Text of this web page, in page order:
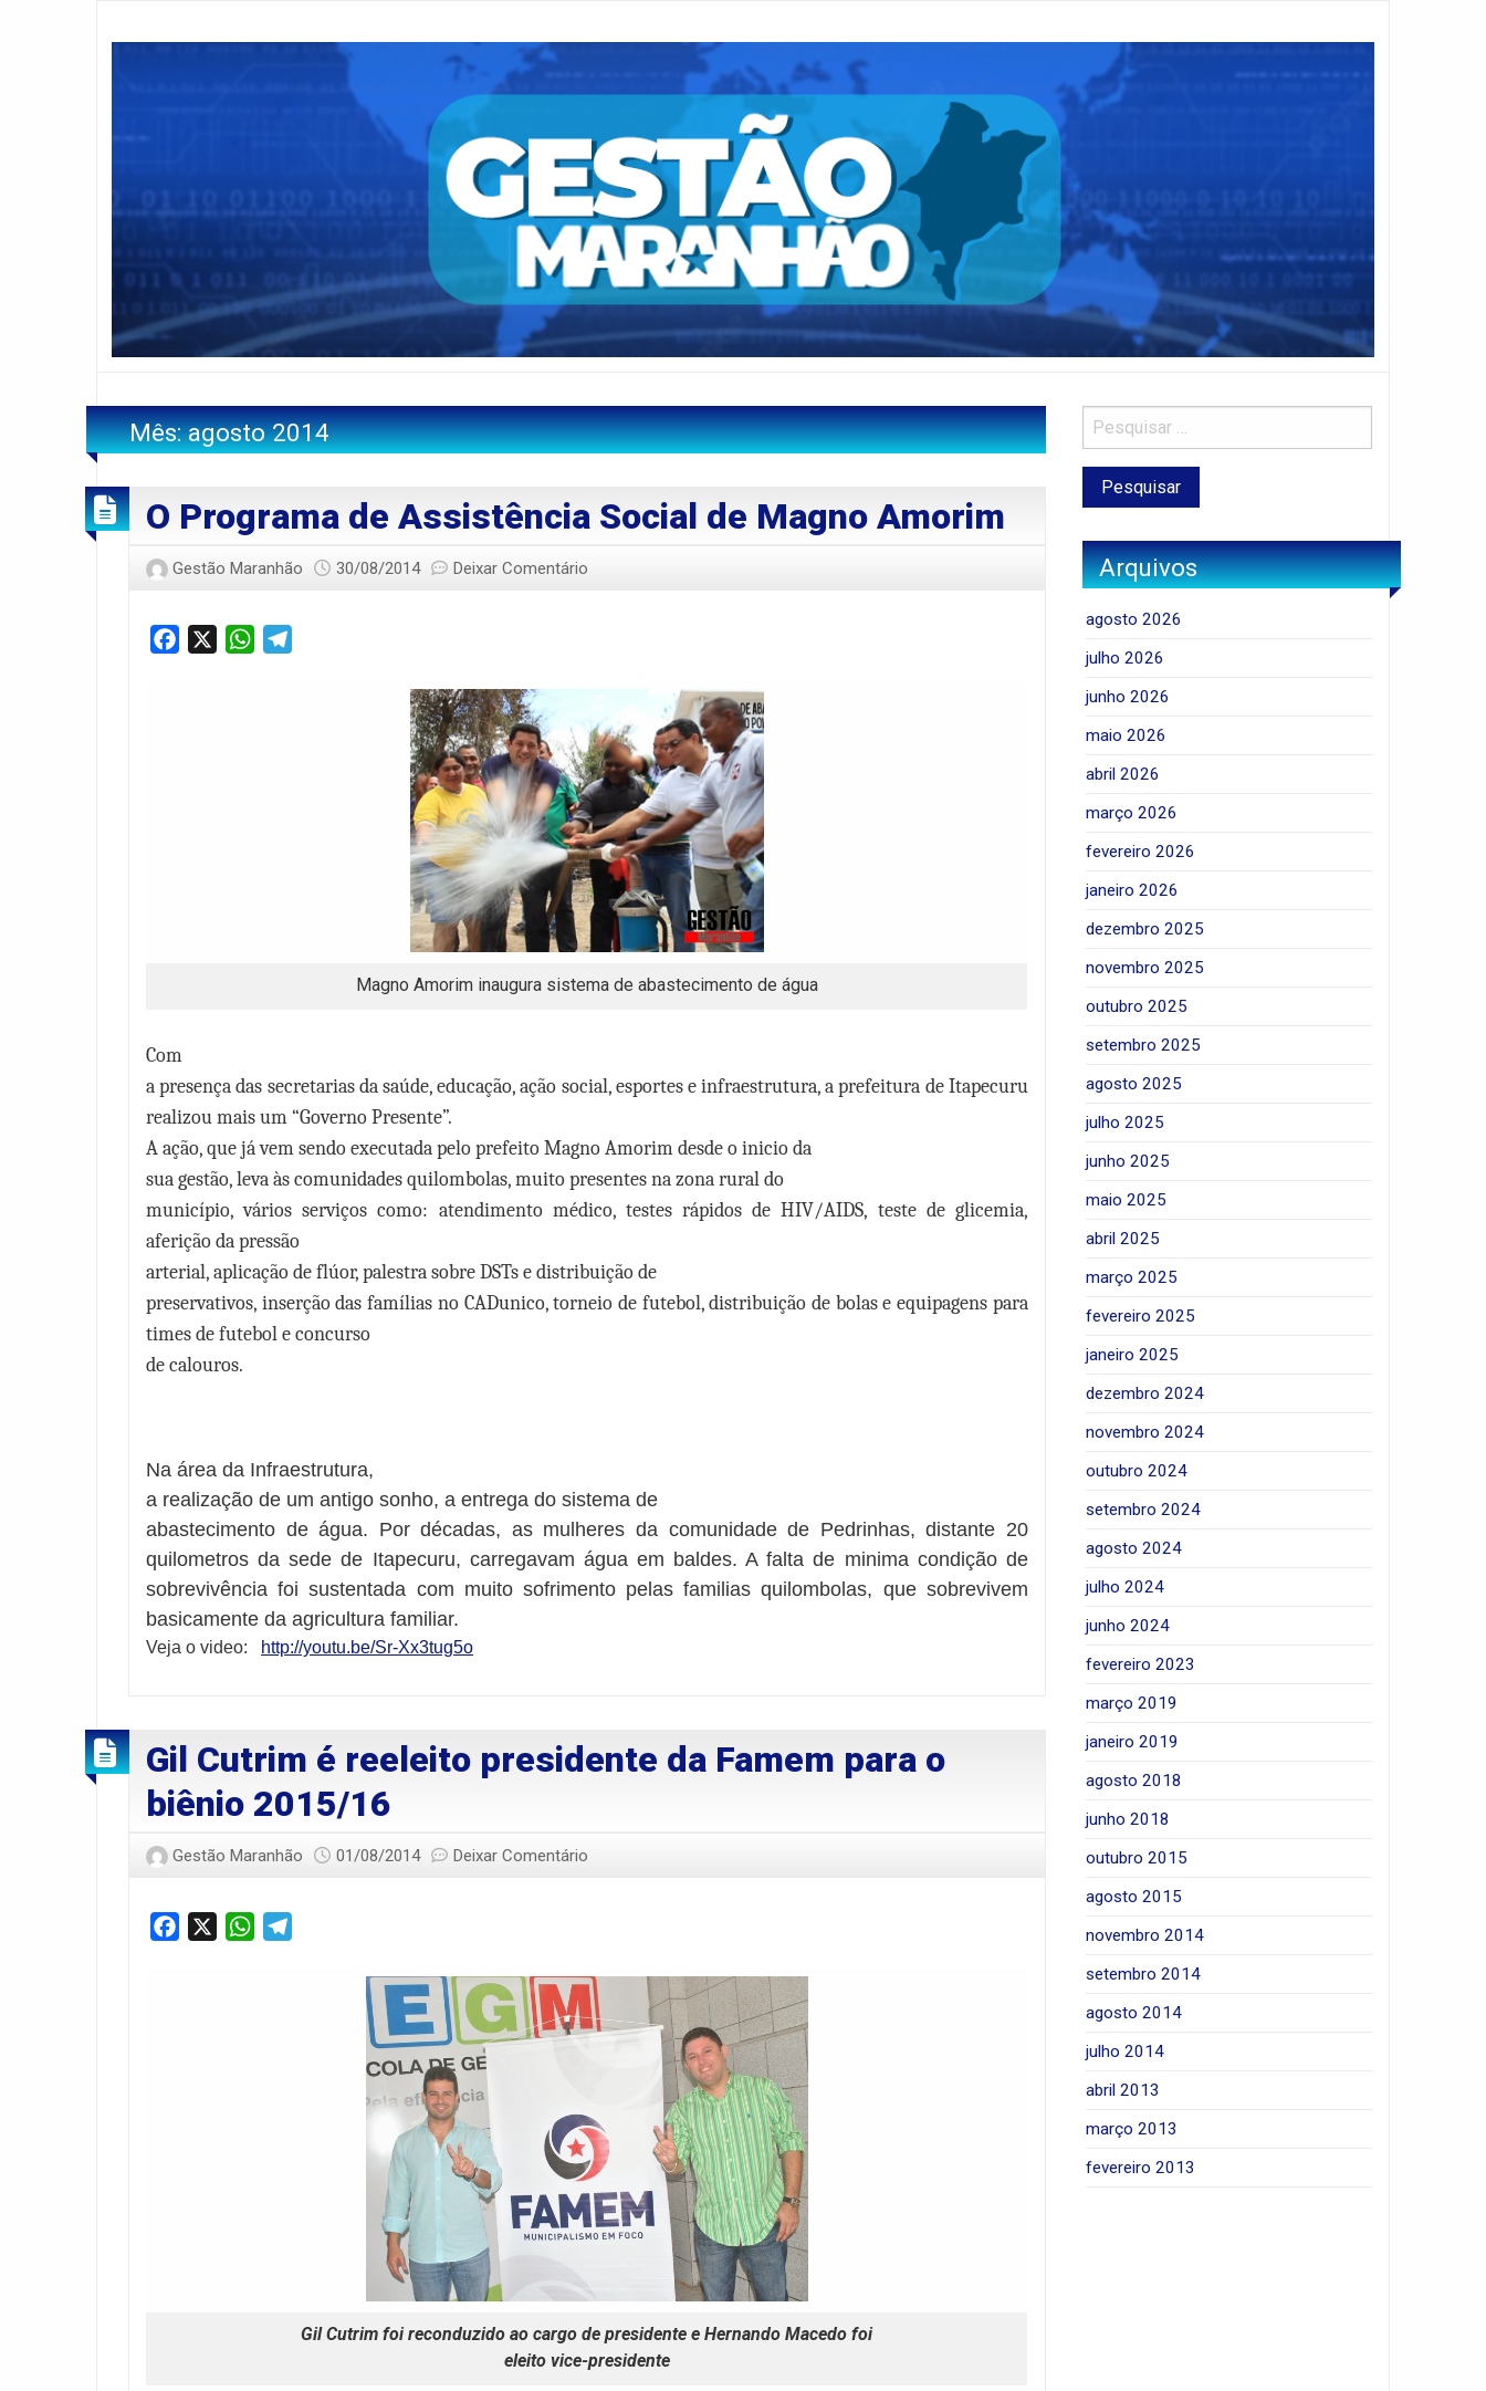
Mês:agosto 2014
O Programa de Assistência Social de Magno Amorim
Gestão Maranhão 30/08/2014 Deixar Comentário
Facebook WhatsApp
Magno Amorim inaugura sistema de abastecimento de água
Com
a presença das secretarias da saúde, educação, ação social, esportes e infraestrutura, a prefeitura de Itapecuru
realizou mais um “Governo Presente”.
A ação, que já vem sendo executada pelo prefeito Magno Amorim desde o inicio da
sua gestão, leva às comunidades quilombolas, muito presentes na zona rural do
município, vários serviços como: atendimento médico, testes rápidos de HIV/AIDS, teste de glicemia,
aferição da pressão
arterial, aplicação de flúor, palestra sobre DSTs e distribuição de
preservativos, inserção das famílias no CADunico, torneio de futebol, distribuição de bolas e equipagens para
times de futebol e concurso
de calouros.
Na área da Infraestrutura,
a realização de um antigo sonho, a entrega do sistema de
abastecimento de água. Por décadas, as mulheres da comunidade de Pedrinhas, distante 20
quilometros da sede de Itapecuru, carregavam água em baldes. A falta de minima condição de
sobrevivência foi sustentada com muito sofrimento pelas familias quilombolas, que sobrevivem
basicamente da agricultura familiar.
Veja o video: http://youtu.be/Sr-Xx3tug5o
Gil Cutrim é reeleito presidente da Famem para o
biênio 2015/16
Gestão Maranhão 01/08/2014 Deixar Comentário
Facebook WhatsApp
Gil Cutrim foi reconduzido ao cargo de presidente e Hernando Macedo foi
eleito vice-presidente
Arquivos
agosto 2026
julho 2026
junho 2026
maio 2026
abril 2026
março 2026
fevereiro 2026
janeiro 2026
dezembro 2025
novembro 2025
outubro 2025
setembro 2025
agosto 2025
julho 2025
junho 2025
maio 2025
abril 2025
março 2025
fevereiro 2025
janeiro 2025
dezembro 2024
novembro 2024
outubro 2024
setembro 2024
agosto 2024
julho 2024
junho 2024
fevereiro 2023
março 2019
janeiro 2019
agosto 2018
junho 2018
outubro 2015
agosto 2015
novembro 2014
setembro 2014
agosto 2014
julho 2014
abril 2013
março 2013
fevereiro 2013